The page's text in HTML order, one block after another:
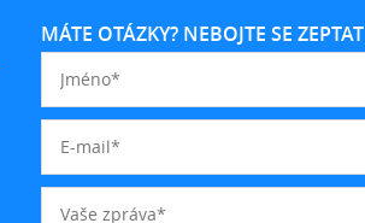
MÁTE OTÁZKY? NEBOJTE SE ZEPTAT